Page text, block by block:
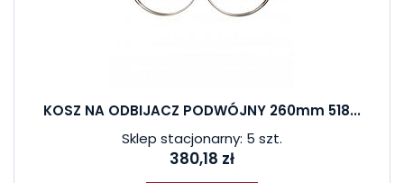
KOSZ NA ODBIJACZ PODWÓJNY 260mm 518...
Sklep stacjonarny: 5 szt.
380,18 zł